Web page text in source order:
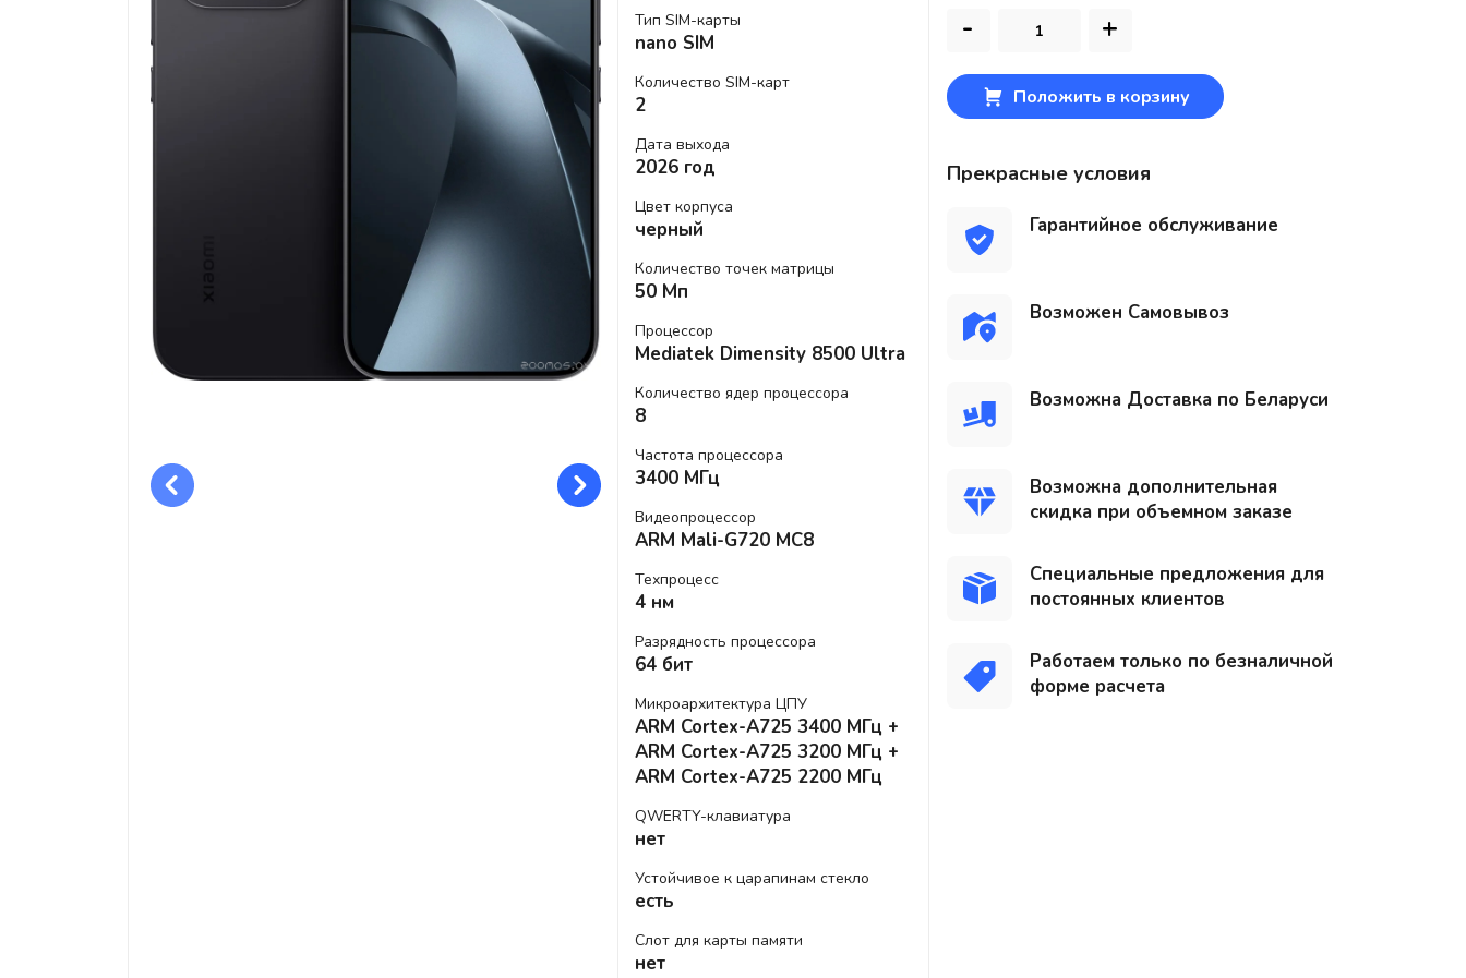
Тип SIM-карты
nano SIM
Количество SIM-карт
2
Дата выхода
2026 год
Цвет корпуса
черный
Количество точек матрицы
50 Мп
Процессор
Mediatek Dimensity 8500 Ultra
Количество ядер процессора
8
Частота процессора
3400 МГц
Видеопроцессор
ARM Mali-G720 MC8
Техпроцесс
4 нм
Разрядность процессора
64 бит
Микроархитектура ЦПУ
ARM Cortex-A725 3400 МГц +
ARM Cortex-A725 3200 МГц +
ARM Cortex-A725 2200 МГц
QWERTY-клавиатура
нет
Устойчивое к царапинам стекло
есть
Слот для карты памяти
нет
- +
Положить в корзину
Прекрасные условия
Гарантийное обслуживание
Возможен Самовывоз
Возможна Доставка по Беларуси
Возможна дополнительная
скидка при объемном заказе
Специальные предложения для
постоянных клиентов
Работаем только по безналичной
форме расчета